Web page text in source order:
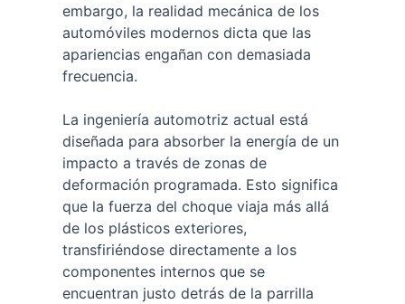
embargo, la realidad mecánica de los
automóviles modernos dicta que las
apariencias engañan con demasiada
frecuencia.
La ingeniería automotriz actual está
diseñada para absorber la energía de un
impacto a través de zonas de
deformación programada. Esto significa
que la fuerza del choque viaja más allá
de los plásticos exteriores,
transfiriéndose directamente a los
componentes internos que se
encuentran justo detrás de la parrilla